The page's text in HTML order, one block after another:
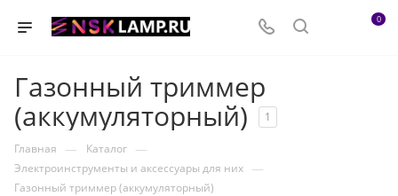
0
Газонный триммер
(аккумуляторный)
1
Главная — Каталог —
Электроинструменты и аксессуары для них —
Газонный триммер (аккумуляторный)